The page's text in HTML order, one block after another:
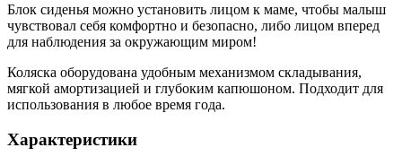
Блок сиденья можно установить лицом к маме, чтобы малыш
чувствовал себя комфортно и безопасно, либо лицом вперед
для наблюдения за окружающим миром!
Коляска оборудована удобным механизмом складывания,
мягкой амортизацией и глубоким капюшоном. Подходит для
использования в любое время года.
Характеристики